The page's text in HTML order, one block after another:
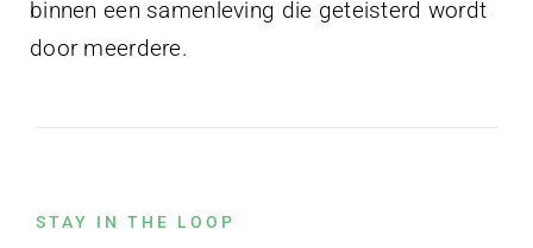
binnen een samenleving die geteisterd wordt
door meerdere.
STAY IN THE LOOP